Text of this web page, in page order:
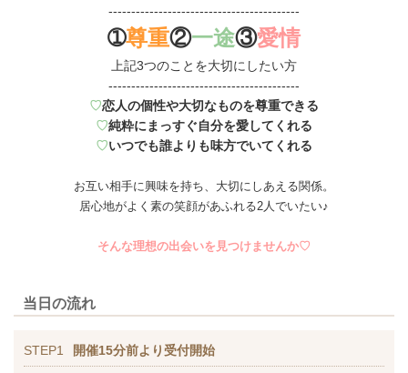
------------------------------------------
➀尊重②一途③愛情
上記3つのことを大切にしたい方
------------------------------------------
♡恋人の個性や大切なものを尊重できる
♡純粋にまっすぐ自分を愛してくれる
♡いつでも誰よりも味方でいてくれる
お互い相手に興味を持ち、大切にしあえる関係。
居心地がよく素の笑顔があふれる2人でいたい♪
そんな理想の出会いを見つけませんか♡
当日の流れ
STEP1 開催15分前より受付開始